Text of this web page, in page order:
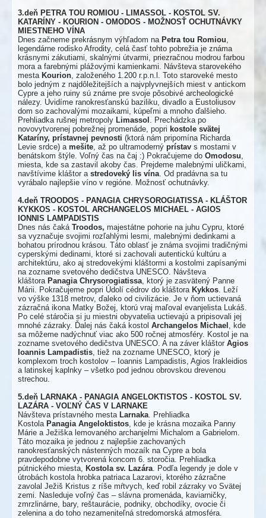
3.deň PETRA TOU ROMIOU - LIMASSOL - KOSTOL SV.
KATARÍNY - KOURION - OMODOS - MOŽNOSŤ OCHUTNÁVKY
MIESTNEHO VÍNA
Dnes začneme prekrásnym výhľadom na Petra tou Romiou,
legendárne rodisko Afrodity, celá časť tohto pobrežia je známa
krásnymi zákutiami, skalnými útvarmi, priezračnou modrou farbou
mora a farebnými plážovými kamienkami. Návšteva starovekého
mesta Kourion, založeného 1.200 r.p.n.l. Toto staroveké mesto
bolo jedným z najdôležitejších a najvplyvnejších miest v antickom
Cypre a jeho ruiny sú známe pre svoje pôsobivé archeologické
nálezy. Uvidíme ranokresťanskú baziliku, divadlo a Eustoliusov
dom so zachovalými mozaikami, kúpeľmi a mnoho ďalšieho.
Prehliadka rušnej metropoly Limassol . Prechádzka po
novovytvorenej pobrežnej promenáde, popri kostole svätej
Kataríny, prístavnej pevnosti (ktorá nám pripomína Richarda
Levie srdce) a mešite, až po ultramoderný prístav s mostami v
benátskom štýle. Voľný čas na čaj :) Pokračujeme do Omodosu,
miesta, kde sa zastavil akoby čas. Prejdeme malebnými uličkami,
navštívime kláštor astredoveký lis vína. Od pradávna sa tu
vyrábalo najlepšie víno v regióne. Možnosť ochutnávky.
4.deň TROODOS - PANAGIA CHRYSOROGIATISSA - KLÁŠTOR
KYKKOS - KOSTOL ARCHANGELOS MICHAEL - AGIOS
IONNIS LAMPADISTIS
Dnes nás čakáTroodos, majestátne pohorie na juhu Cypru, ktoré
sa vyznačuje svojimi rozľahlými lesmi, malebnými dedinkami a
bohatou prírodnou krásou. Táto oblasť je známa svojimi tradičnými
cyperskými dedinami, ktoré si zachovali autentickú kultúru a
architektúru, ako aj stredovekými kláštormi a kostolmi zapísanými
na zozname svetového dedičstva UNESCO. Návšteva
kláštora Panagia Chrysorogiatissa, ktorý je zasvätený Panne
Márii. Pokračujeme popri Údolí cédrov do kláštora Kykkos. Leží
vo výške 1318 metrov, ďaleko od civilizácie. Je v ňom uctievaná
zázračná ikona Matky Božej, ktorú vraj maľoval evanjelista Lukáš.
Po celé stáročia si ju miestni obyvatelia uctievajú a pripisovali jej
mnohé zázraky. Ďalej nás čaká kostol Archangelos Michael , kde
sa môžeme nadýchnuť viac ako 500 ročnej atmosféry. Kostol je na
zozname svetového dedičstva UNESCO. A na záver kláštor Agios
Ioannis Lampadistis, tiež na zozname UNESCO, ktorý je
komplexom troch kostolov – Ioannis Lampadistis, Agios Irakleidios
a latinskej kaplnky – všetko pod jednou obrovskou drevenou
strechou.
5.deň LARNAKA - PANAGIA ANGELOKTISTOS - KOSTOL SV.
LAZÁRA - VOĽNÝ ČAS V LARNAKE
Návšteva prístavného mesta Larnaka. Prehliadka
Kostola Panagia Angeloktistos, kde je krásna mozaika Panny
Márie a Ježiška lemovaného archanjelmi Michalom a Gabrielom.
Táto mozaika je jednou z najlepšie zachovaných
ranokresťanských nástenných mozaík na Cypre a bola
pravdepodobne vytvorená koncom 6. storočia. Prehliadka
pútnického miesta, Kostola sv. Lazára. Podľa legendy je dole v
útrobách kostola hrobka patriaca Lazarovi, ktorého zázračne
zavolal Ježiš Kristus z ríše mŕtvych, keď robil zázraky vo Svätej
zemi. Nasleduje voľný čas – slávna promenáda, kaviarničky,
zmrzlinárne, bary, reštaurácie, podniky, obchodíky, ovocie či
zelenina a do toho nezameniteľná stredomorská atmosféra.